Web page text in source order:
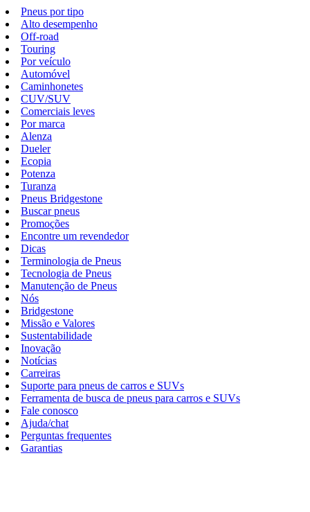
Pneus por tipo
Alto desempenho
Off-road
Touring
Por veículo
Automóvel
Caminhonetes
CUV/SUV
Comerciais leves
Por marca
Alenza
Dueler
Ecopia
Potenza
Turanza
Pneus Bridgestone
Buscar pneus
Promoções
Encontre um revendedor
Dicas
Terminologia de Pneus
Tecnologia de Pneus
Manutenção de Pneus
Nós
Bridgestone
Missão e Valores
Sustentabilidade
Inovação
Notícias
Carreiras
Suporte para pneus de carros e SUVs
Ferramenta de busca de pneus para carros e SUVs
Fale conosco
Ajuda/chat
Perguntas frequentes
Garantias